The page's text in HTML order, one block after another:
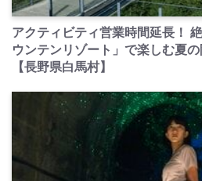
アクティビティ営業時間延長！
ウンテンリゾート」で楽しむ夏
【長野県白馬村】